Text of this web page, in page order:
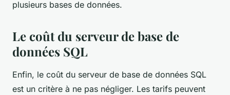
plusieurs bases de données.
Le coût du serveur de base de
données SQL
Enfin, le coût du serveur de base de données SQL
est un critère à ne pas négliger. Les tarifs peuvent